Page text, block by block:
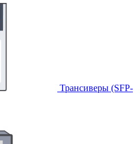
Трансиверы (SFP-